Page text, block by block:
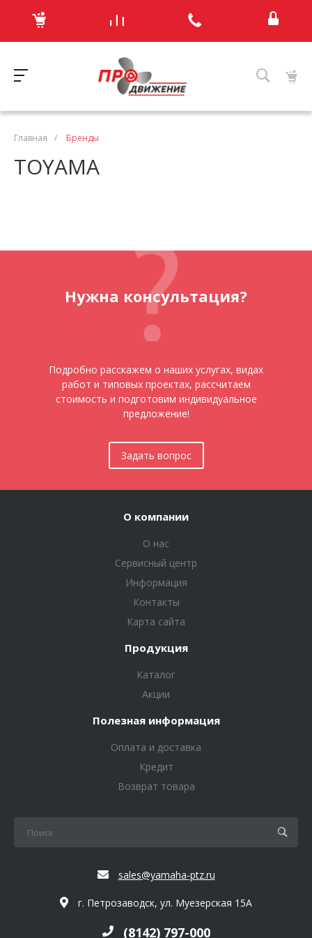
Главная / Бренды
TOYAMA
Нужна консультация?
Подробно расскажем о наших услугах, видах
работ и типовых проектах, рассчитаем
стоимость и подготовим индивидуальное
предложение!
Задать вопрос
О компании
О нас
Сервисный центр
Информация
Контакты
Карта сайта
Продукция
Каталог
Акции
Полезная информация
Оплата и доставка
Кредит
Возврат товара
sales@yamaha-ptz.ru
г. Петрозаводск, ул. Муезерская 15А
(8142) 797-000